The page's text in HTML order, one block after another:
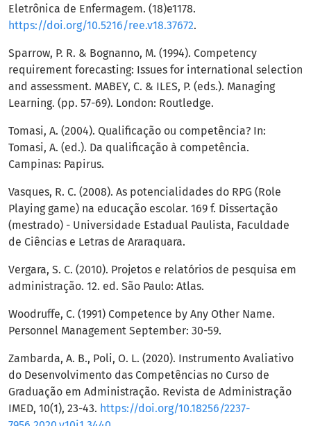
Eletrônica de Enfermagem. (18)e1178.
https://doi.org/10.5216/ree.v18.37672.
Sparrow, P. R. & Bognanno, M. (1994). Competency
requirement forecasting: Issues for international selection
and assessment. MABEY, C. & ILES, P. (eds.). Managing
Learning. (pp. 57-69). London: Routledge.
Tomasi, A. (2004). Qualificação ou competência? In:
Tomasi, A. (ed.). Da qualificação à competência.
Campinas: Papirus.
Vasques, R. C. (2008). As potencialidades do RPG (Role
Playing game) na educação escolar. 169 f. Dissertação
(mestrado) - Universidade Estadual Paulista, Faculdade
de Ciências e Letras de Araraquara.
Vergara, S. C. (2010). Projetos e relatórios de pesquisa em
administração. 12. ed. São Paulo: Atlas.
Woodruffe, C. (1991) Competence by Any Other Name.
Personnel Management September: 30-59.
Zambarda, A. B., Poli, O. L. (2020). Instrumento Avaliativo
do Desenvolvimento das Competências no Curso de
Graduação em Administração. Revista de Administração
IMED, 10(1), 23-43. https://doi.org/10.18256/2237-